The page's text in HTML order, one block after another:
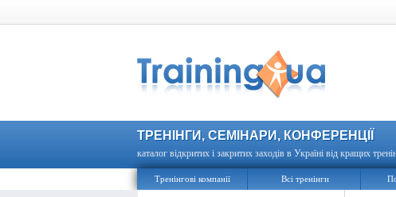
ТРЕНІНГИ, СЕМІНАРИ, КОНФЕРЕНЦІЇ
каталог відкритих і закритих заходів в Україні від кращих
Тренінгові компанії Всі тренінги